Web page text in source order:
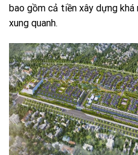
bao gồm cả tiền xây dựng
xung quanh.